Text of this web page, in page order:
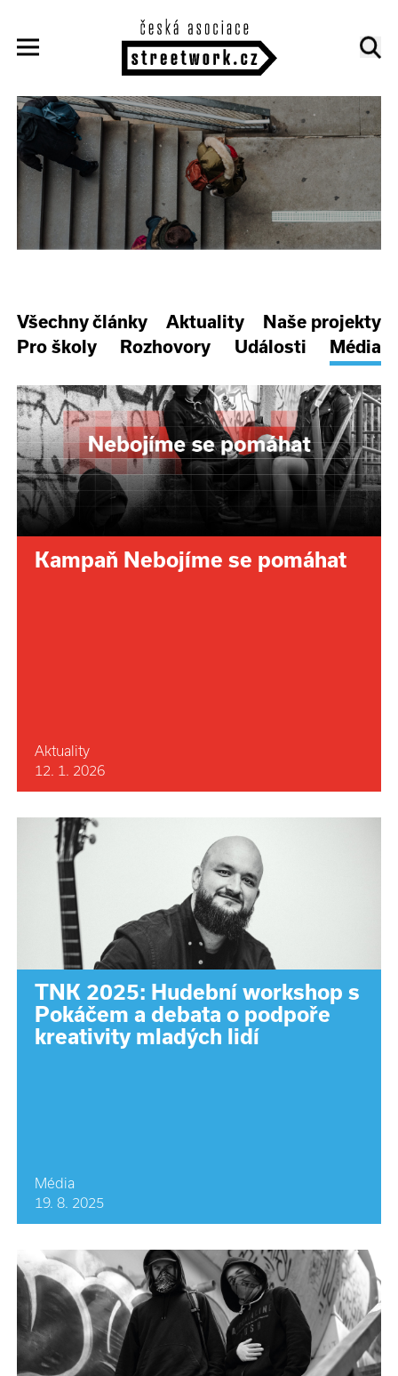
Všechny články Aktuality
Naše projekty
Pro školy
Rozhovory Události Média
Kampaň Nebojíme se pomáhat
Aktuality
12. 1. 2026
TNK 2025: Hudební workshop s
Pokáčem a debata o podpoře
kreativity mladých lidí
Média
19. 8. 2025